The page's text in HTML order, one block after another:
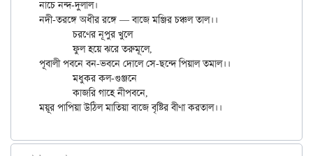
নাচে নন্দ-দুলাল।
নদী-তরঙ্গে অধীর রঙ্গে — বাজে মঞ্জির চঞ্চল তাল।।
	চরণের নূপুর খুলে
	ফুল হয়ে ঝরে তরুমূলে,
পূবালী পবনে বন-ভবনে দোলে সে-ছন্দে পিয়াল তমাল।।
	মধুকর কল-গুঞ্জনে
	কাজরি গাহে নীপবনে,